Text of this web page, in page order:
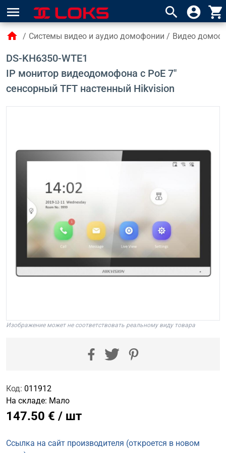
menu search account_circle shopping_cart
home / Системы видео и аудио домофонии / Видео
DS-KH6350-WTE1
IP монитор видеодомофона с PoE 7"
сенсорный TFT настенный Hikvision
Изображение может не соответствовать реальному виду товара
Код: 011912
На складе: Мало
147.50 € / шт
Ссылка на сайт производителя (откроется в новом